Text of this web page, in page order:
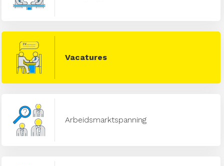
Vacatures
Arbeidsmarktspanning